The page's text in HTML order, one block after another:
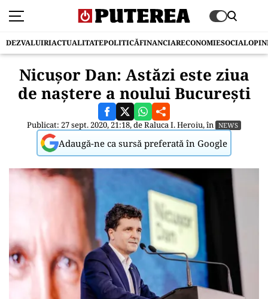
DEZVALUIRIACTUALITATEPOLITICĂFINANCIARECONOMIESOCIAL
Nicușor Dan: Astăzi este ziua
de naștere a noului București
Publicat: 27 sept. 2020, 21:18, deRaluca I. Heroiu, în NEWS
Adaugă-ne ca sursă preferată în Google